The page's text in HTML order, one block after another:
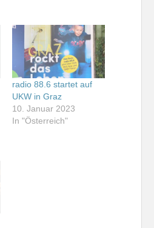
radio 88.6 startet auf
UKW in Graz
10. Januar 2023
In "Österreich"